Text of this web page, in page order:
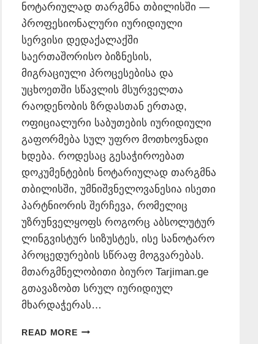
ნოტარიულად თარგმნა თბილისში —
პროფესიონალური იურიდიული
სერვისი დედაქალაქში
საერთაშორისო ბიზნესის,
მიგრაციული პროცესებისა და
უცხოეთში სწავლის მსურველთა
რაოდენობის ზრდასთან ერთად,
ოფიციალური საბუთების იურიდიული
გაფორმება სულ უფრო მოთხოვნადი
ხდება. როდესაც გესაჭიროებათ
დოკუმენტების ნოტარიულად თარგმნა
თბილისში, უმნიშვნელოვანესია ისეთი
პარტნიორის შერჩევა, რომელიც
უზრუნველყოფს როგორც აბსოლუტურ
ლინგვისტურ სიზუსტეს, ისე სანოტარო
პროცედურების სწრაფ მოგვარებას.
მთარგმნელობითი ბიურო Tarjiman.ge
გთავაზობთ სრულ იურიდიულ
მხარდაჭერას…
READ MOREᲜᲝᲢᲐᲠᲘᲣᲚᲐᲓ